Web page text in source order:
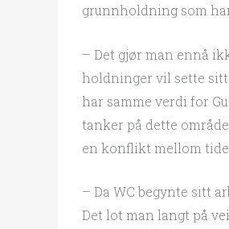
grunnholdning som
– Det gjør man ennå
holdninger vil sette sitt
har samme verdi for
tanker på dette
en konflikt mellom
– Da WC begynte sitt
Det lot man langt på